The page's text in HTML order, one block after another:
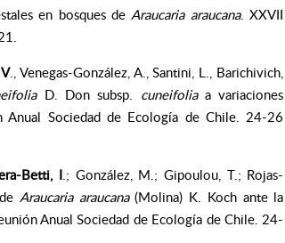
en bosques de Araucaria araucana. XXVII
., Venegas-González, A., Santini, L., Barichivich,
D. Don subsp. cuneifoliaa variaciones
Anual Sociedad de Ecología de Chile. 24-26
Betti, I.; González, M.; Gipoulou, T.; Rojas-
Araucaria araucana(Molina) K. Koch ante la
Anual Sociedad de Ecología de Chile. 24-